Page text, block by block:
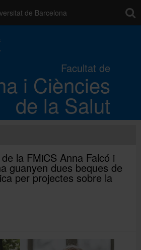
de Barcelona
Facultat de
i Ciències
de la Salut
Els campus
Docència
Mobilitat
i ajuts
la FMiCS Anna Falcó i
guanyen dues beques de
per projectes sobre la